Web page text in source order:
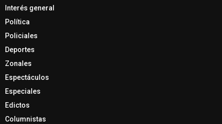
Interés general
Política
Policiales
Deportes
Zonales
Espectáculos
Especiales
Edictos
Columnistas